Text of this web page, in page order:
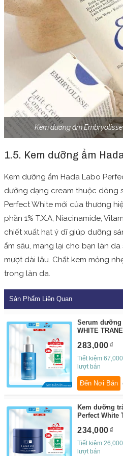
Kem dưỡng ẩm
1.5. Kem dưỡng ẩm
Kem dưỡng ẩm Hada Labo
dưỡng dạng cream thuộc dòng
Perfect White mới của thương
phần 1% T.X.A, Niacinamide,
chiết xuất hạt ý dĩ giúp dưỡng
ẩm sâu, mang lại cho bạn làn
mượt dài lâu. Chất kem mỏng
trong làn da.
Sản Phẩm Liên Quan
Serum dưỡng
WHITE
283,000
Tiết kiệm
lượt bán
Đến Nơi Bán
Kem dưỡng
Perfect White
234,000
Tiết kiệm
lượt bán